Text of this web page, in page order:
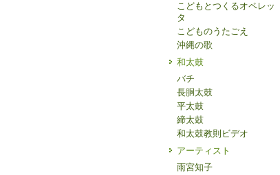
こどもとつくるオペレッ
タ
こどものうたごえ
沖縄の歌
和太鼓
バチ
長胴太鼓
平太鼓
締太鼓
和太鼓教則ビデオ
アーティスト
雨宮知子